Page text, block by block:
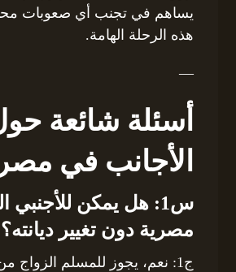
يساهم في تجنب أي صعوبات
هذه الرحلة الهامة.
—
أسئلة شائعة
الأجانب في مصر
س1: هل يمكن للأجنبي
مصرية دون تغيير ديانته؟
ج1: نعم، يجوز للمسلم الزواج